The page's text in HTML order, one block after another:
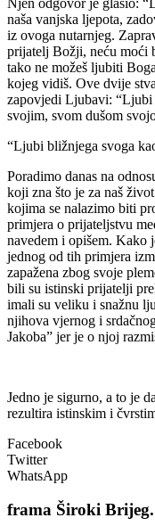
naša vanjska ljepota,
iz ovoga nutarnjeg.
prijatelj Božji, neću moći
tako ne možeš ljubiti
kojeg vidiš. Ove dvije
zapovjedi Ljubavi: “Ljubi
svojim, svom dušom
“Ljubi bližnjega svoga
Poradimo danas na
koji zna što je za naš
kojima se nalazimo biti
primjera o prijateljstvu
navedem i opišem. Kako
jednog od tih primjera
zapažena zbog svoje
bili su istinski prijatelji
imali su veliku i snažnu
njihova vjernog i
Jakoba” jer je o njoj
Jedno je sigurno, a to je
rezultira istinskim i
Facebook
Twitter
WhatsApp
frama Široki Brijeg.